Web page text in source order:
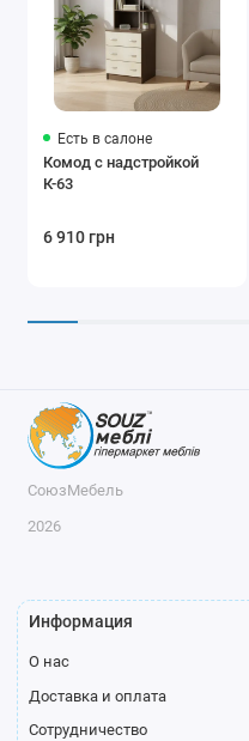
Есть в салоне
Комод с надстройкой
К-63
6 910 грн
СоюзМебель
2026
Информация
О нас
Доставка и оплата
Сотрудничество